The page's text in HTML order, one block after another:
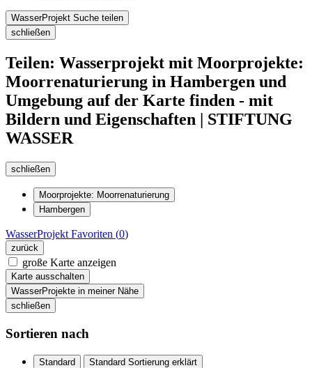
WasserProjekt Suche teilen
schließen
Teilen: Wasserprojekt mit Moorprojekte:
Moorrenaturierung in Hambergen und
Umgebung auf der Karte finden - mit
Bildern und Eigenschaften | STIFTUNG
WASSER
schließen
Moorprojekte: Moorrenaturierung
Hambergen
WasserProjekt Favoriten (0)
zurück
große Karte anzeigen
Karte ausschalten
WasserProjekte in meiner Nähe
schließen
Sortieren nach
Standard Standard Sortierung erklärt